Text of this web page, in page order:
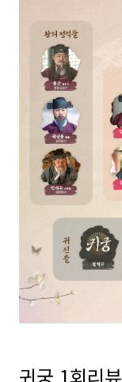
귀궁 1회리뷰